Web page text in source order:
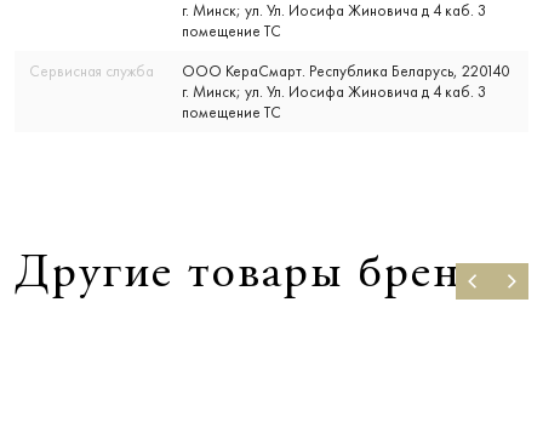
г. Минск; ул. Ул. Иосифа Жиновича д 4 каб. 3
помещение ТС
Сервисная служба
ООО КераСмарт. Республика Беларусь, 220140
г. Минск; ул. Ул. Иосифа Жиновича д 4 каб. 3
помещение ТС
Другие товары бренда